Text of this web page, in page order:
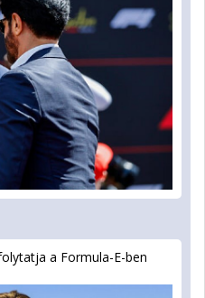
a Formula-E-ben